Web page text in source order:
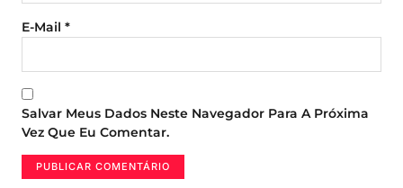
E-Mail *
Salvar Meus Dados Neste Navegador Para A Próxima
Vez Que Eu Comentar.